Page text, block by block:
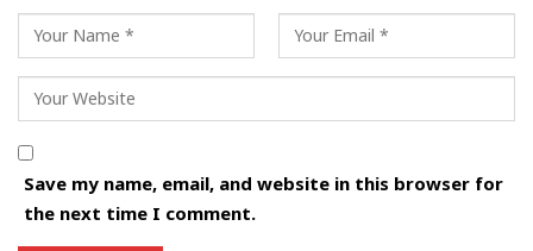
Save my name, email, and website in this browser for
the next time I comment.